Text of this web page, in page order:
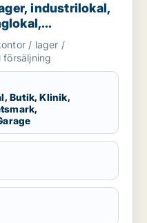
industrilokal,
hotell
m.fl.
/ lager /
Butik, Klinik,